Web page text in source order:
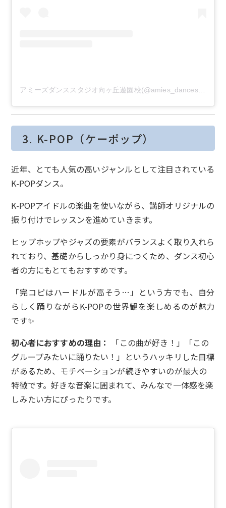
3. K-POP（ケーポップ）
近年、とても人気の高いジャンルとして注目されている
K-POPダンス。
K-POPアイドルの楽曲を使いながら、講師オリジナルの
振り付けでレッスンを進めていきます。
ヒップホップやジャズの要素がバランスよく取り入れら
れており、基礎からしっかり身につくため、ダンス初心
者の方にもとてもおすすめです。
「完コピはハードルが高そう…」という方でも、自分
らしく踊りながらK-POPの世界観を楽しめるのが魅力
です✨
初心者におすすめの理由：
「この曲が好き！」「この
グループみたいに踊りたい！」というハッキリした目標
があるため、モチベーションが続きやすいのが最大の
特徴です。好きな音楽に囲まれて、みんなで一体感を楽
しみたい方にぴったりです。